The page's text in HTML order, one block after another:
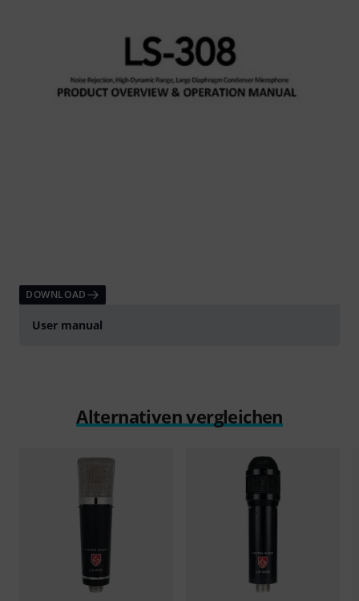
DOWNLOAD
User manual
Alternativen vergleichen